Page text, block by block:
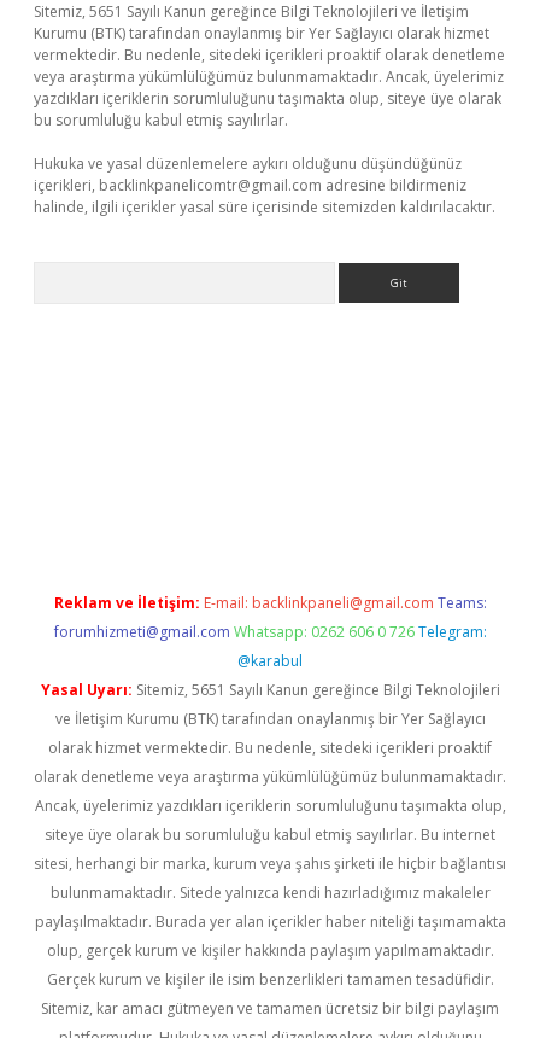
Sitemiz, 5651 Sayılı Kanun gereğince Bilgi Teknolojileri ve İletişim
Kurumu (BTK) tarafından onaylanmış bir Yer Sağlayıcı olarak hizmet
vermektedir. Bu nedenle, sitedeki içerikleri proaktif olarak denetleme
veya araştırma yükümlülüğümüz bulunmamaktadır. Ancak, üyelerimiz
yazdıkları içeriklerin sorumluluğunu taşımakta olup, siteye üye olarak
bu sorumluluğu kabul etmiş sayılırlar.
Hukuka ve yasal düzenlemelere aykırı olduğunu düşündüğünüz
içerikleri, backlinkpanelicomtr@gmail.com adresine bildirmeniz
halinde, ilgili içerikler yasal süre içerisinde sitemizden kaldırılacaktır.
Reklam ve İletişim: E-mail: backlinkpaneli@gmail.com Teams:
forumhizmeti@gmail.com Whatsapp: 0262 606 0 726 Telegram:
@karabul
Yasal Uyarı: Sitemiz, 5651 Sayılı Kanun gereğince Bilgi Teknolojileri
ve İletişim Kurumu (BTK) tarafından onaylanmış bir Yer Sağlayıcı
olarak hizmet vermektedir. Bu nedenle, sitedeki içerikleri proaktif
olarak denetleme veya araştırma yükümlülüğümüz bulunmamaktadır.
Ancak, üyelerimiz yazdıkları içeriklerin sorumluluğunu taşımakta olup,
siteye üye olarak bu sorumluluğu kabul etmiş sayılırlar. Bu internet
sitesi, herhangi bir marka, kurum veya şahıs şirketi ile hiçbir bağlantısı
bulunmamaktadır. Sitede yalnızca kendi hazırladığımız makaleler
paylaşılmaktadır. Burada yer alan içerikler haber niteliği taşımamakta
olup, gerçek kurum ve kişiler hakkında paylaşım yapılmamaktadır.
Gerçek kurum ve kişiler ile isim benzerlikleri tamamen tesadüfidir.
Sitemiz, kar amacı gütmeyen ve tamamen ücretsiz bir bilgi paylaşım